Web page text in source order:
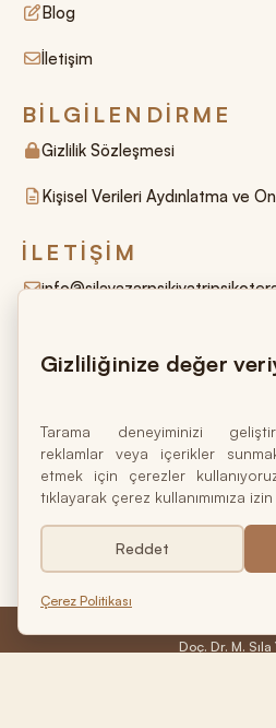
Blog
İletişim
BILGILENDIRME
Gizlilik Sözleşmesi
Kişisel Verileri Aydınlatma ve
İLETIŞIM
Harbiye Mah. Valikonağı Cad.
Ruh sağlığı bedensel ve
iyilik halinin
Doç. Dr. M.
Gizliliğinize değer
Tarama deneyiminizi
reklamlar veya içerikler
etmek için çerezler
tıklayarak çerez kullanımımıza
Reddet
Çerez Politikası